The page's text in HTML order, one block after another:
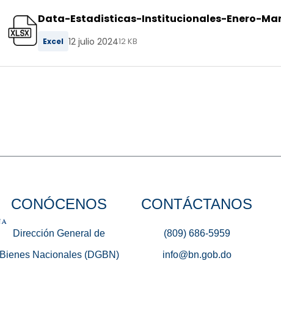
Data-Estadisticas-Institucionales-Enero-
Excel 12 julio 202412 KB
CONÓCENOS
Dirección General de
Bienes Nacionales (DGBN)
CONTÁCTANOS
(809) 686-5959
info@bn.gob.do